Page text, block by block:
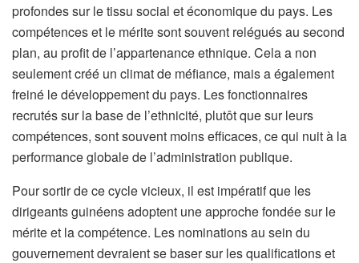
profondes sur le tissu social et économique du pays. Les
compétences et le mérite sont souvent relégués au second
plan, au profit de l’appartenance ethnique. Cela a non
seulement créé un climat de méfiance, mais a également
freiné le développement du pays. Les fonctionnaires
recrutés sur la base de l’ethnicité, plutôt que sur leurs
compétences, sont souvent moins efficaces, ce qui nuit à la
performance globale de l’administration publique.
Pour sortir de ce cycle vicieux, il est impératif que les
dirigeants guinéens adoptent une approche fondée sur le
mérite et la compétence. Les nominations au sein du
gouvernement devraient se baser sur les qualifications et